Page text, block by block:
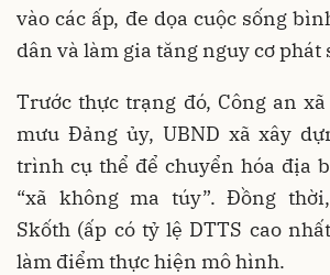
vào các ấp, đe dọa cuộc sống
dân và làm gia tăng nguy cơ
Trước thực trạng đó, Công an
mưu Đảng ủy, UBND xã xây
trình cụ thể để chuyển hóa địa
“xã không ma túy”. Đồng
Skốth (ấp có tỷ lệ DTTS cao
làm điểm thực hiện mô hình.